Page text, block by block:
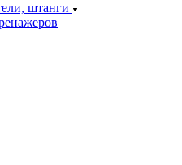
штанги